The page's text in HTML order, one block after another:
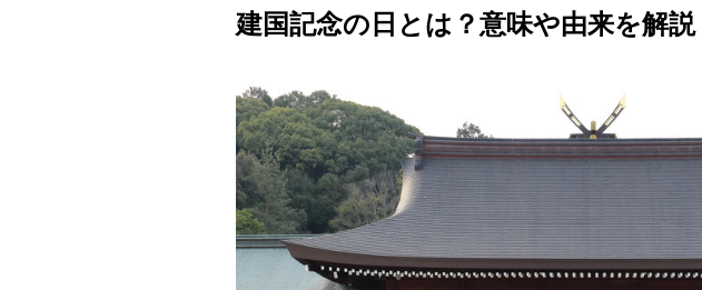
建国記念の日とは？意味や由来を解説